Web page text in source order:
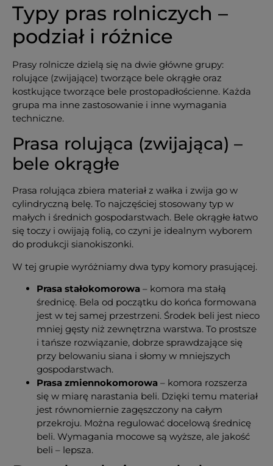
Typy pras rolniczych –
podział i różnice
Prasy rolnicze dzielą się na dwie główne grupy:
rolujące (zwijające) tworzące bele okrągłe oraz
kostkujące tworzące bele prostopadłościenne. Każda
grupa ma inne zastosowanie i inne wymagania
techniczne.
Prasa rolująca (zwijająca) –
bele okrągłe
Prasa rolująca zbiera materiał z wałka i zwija go w
cylindryczną belę. To najczęściej stosowany typ w
małych i średnich gospodarstwach. Bele okrągłe łatwo
się toczy i owijają folią, co czyni je idealnym wyborem
do produkcji sianokiszonki.
W tej grupie wyróżniamy dwa typy komory prasującej.
Prasa stałokomorowa – komora ma stałą
średnicę. Bela od początku do końca formowana
jest w tej samej przestrzeni. Środek beli jest nieco
mniej gęsty niż zewnętrzna warstwa. To prostsze
i tańsze rozwiązanie, dobrze sprawdzające się
przy belowaniu siana i słomy w mniejszych
gospodarstwach.
Prasa zmiennokomorowa – komora rozszerza
się w miarę narastania beli. Dzięki temu materiał
jest równomiernie zagęszczony na całym
przekroju. Można regulować docelową średnicę
beli. Wymagania mocowe są wyższe, ale jakość
beli – lepsza.